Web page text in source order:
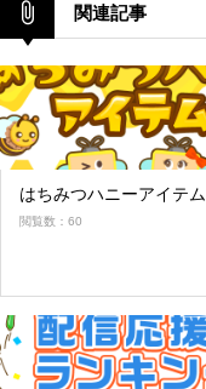
関連記事
はちみつハニーアイテム
閲覧数：60